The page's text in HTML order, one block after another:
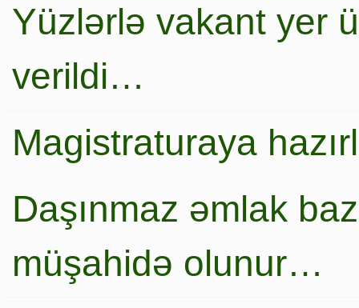
Yüzlərlə vakant yer
verildi…
Magistraturaya
Daşınmaz əmlak
müşahidə olunur…